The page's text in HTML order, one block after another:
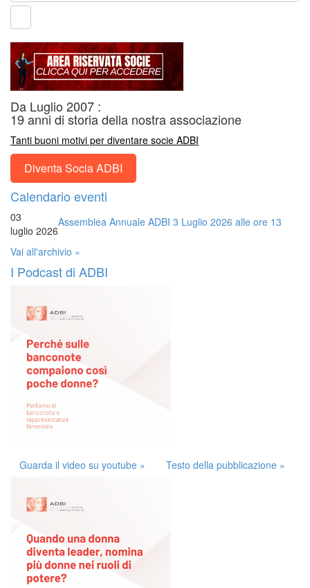
Da Luglio 2007 :
19 anni di storia della nostra associazione
Tanti buoni motivi per diventare socie ADBI
Diventa Socia ADBI
Calendario eventi
03
luglio 2026
Assemblea Annuale ADBI 3 Luglio 2026 alle ore 13
Vai all'archivio »
I Podcast di ADBI
Guarda il video su youtube » Testo della pubblicazione »